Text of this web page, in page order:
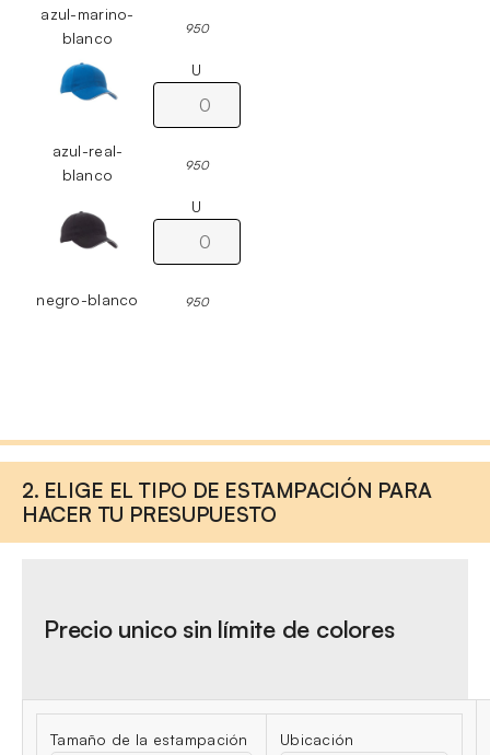
azul-marino-
blanco
950
azul-real-
blanco
U
950
negro-blanco
U
950
2. ELIGE EL TIPO DE ESTAMPACIÓN PARA
HACER TU PRESUPUESTO
Precio unico sin límite de colores
Tamaño de la estampación Ubicación